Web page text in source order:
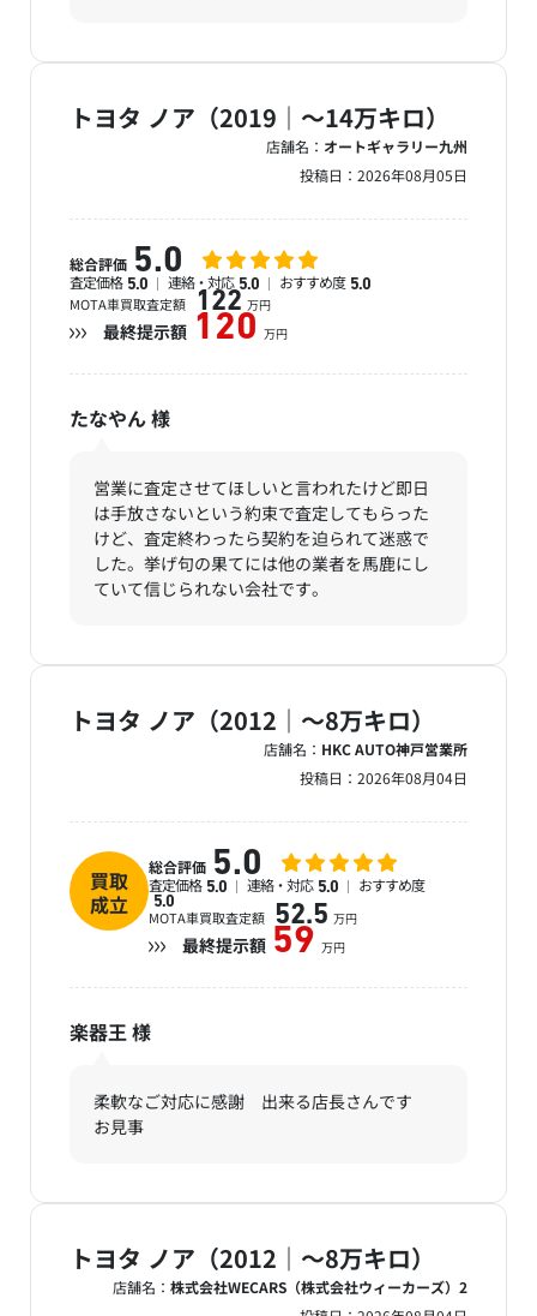
トヨタ ノア（2019｜～14万キロ）
店舗名： オートギャラリー九州
投稿日： 2026年08月05日
総合評価 5.0
査定価格 5.0 連絡・対応 5.0 おすすめ度 5.0
MOTA車買取査定額 122 万円
最終提示額 120 万円
たなやん様
営業に査定させてほしいと言われたけど即日
は手放さないという約束で査定してもらった
けど、査定終わったら契約を迫られて迷惑で
した。挙げ句の果てには他の業者を馬鹿にし
ていて信じられない会社です。
トヨタ ノア（2012｜～8万キロ）
店舗名： HKC AUTO神戸営業所
投稿日： 2026年08月04日
買取
成立
総合評価 5.0
査定価格 5.0 連絡・対応 5.0 おすすめ度
5.0
MOTA車買取査定額 52.5 万円
最終提示額 59 万円
楽器王様
柔軟なご対応に感謝 出来る店長さんです
お見事
トヨタ ノア（2012｜～8万キロ）
店舗名： 株式会社WECARS（株式会社ウィーカーズ）2